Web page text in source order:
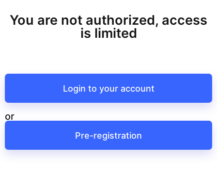
You are not authorized, access
is limited
Login to your account
or
Pre-registration